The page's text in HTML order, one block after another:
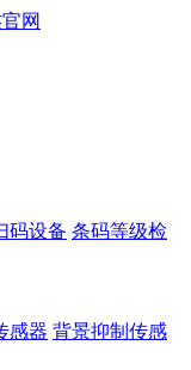
码设备 条码等级检
感器 背景抑制传感